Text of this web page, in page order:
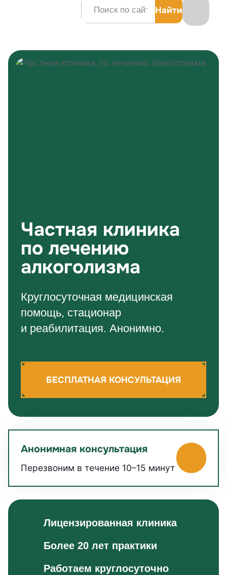
Частная клиника
по лечению
алкоголизма
Круглосуточная медицинская
помощь, стационар
и реабилитация. Анонимно.
БЕСПЛАТНАЯ КОНСУЛЬТАЦИЯ
Лицензированная клиника
Более 20 лет практики
Работаем круглосуточно
Анонимная консультация
Перезвоним в течение 10–15 минут